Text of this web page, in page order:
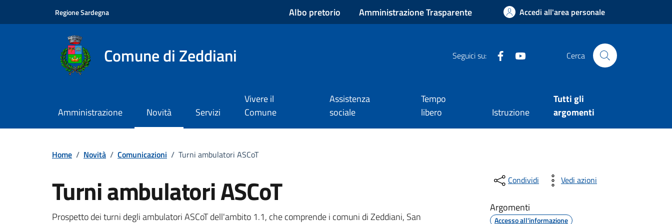
Regione Sardegna Albo pretorio Amministrazione Trasparente Accedi all'area personale
Comune di Zeddiani Seguici su: Facebook Cerca
Amministrazione Novità Servizi
Vivere il
Comune
Assistenza
sociale
Tempo
libero
Istruzione
Tutti gli
argomenti
Home / Novità / Comunicazioni / Turni ambulatori ASCoT
Turni ambulatori ASCoT
Prospetto dei turni degli ambulatori ASCoT dell'ambito 1.1, che comprende i comuni di Zeddiani, San
Condividi Vedi azioni
Argomenti
Accesso all'informazione